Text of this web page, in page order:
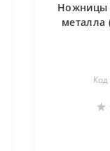
Ножницы
металла